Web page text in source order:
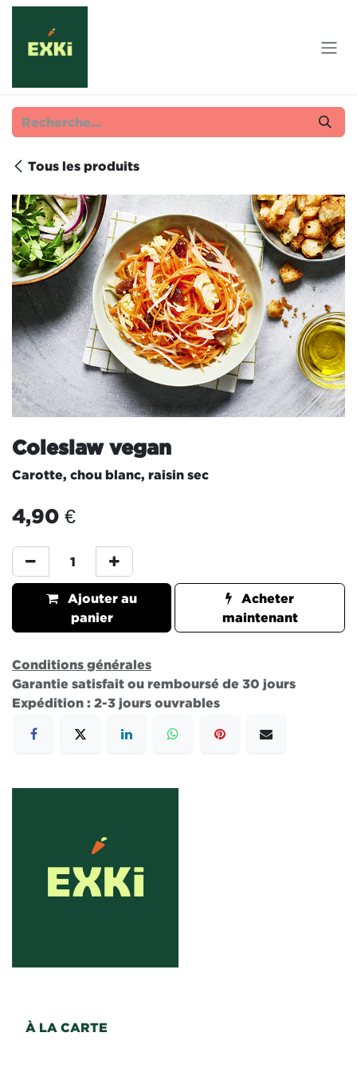
Se rendre au contenu
Tous les produits
Coleslaw vegan
Carotte, chou blanc, raisin sec
4,90 €
Ajouter au
panier
Acheter
maintenant
Conditions générales
Garantie satisfait ou remboursé de 30 jours
Expédition : 2-3 jours ouvrables
À LA CARTE